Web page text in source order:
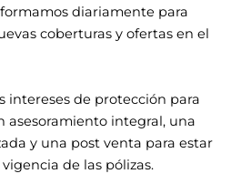
diariamente para
coberturas y ofertas en el
intereses de protección para
asesoramiento integral, una
y una post venta para estar
de las pólizas.